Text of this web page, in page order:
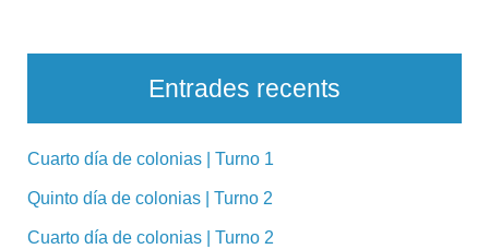
Entrades recents
Cuarto día de colonias | Turno 1
Quinto día de colonias | Turno 2
Cuarto día de colonias | Turno 2